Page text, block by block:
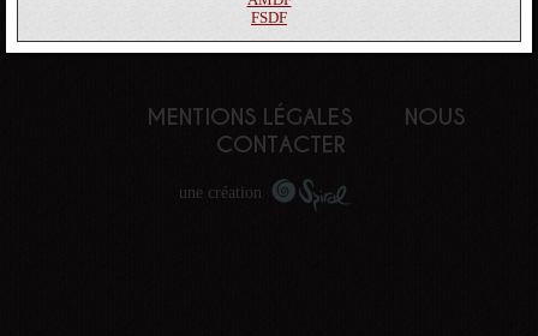
FSDF
MENTIONS LÉGALES
NOUS
CONTACTER
une création